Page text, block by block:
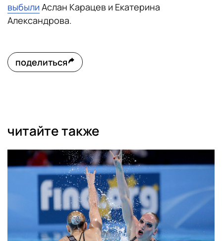
выбыли Аслан Карацев и Екатерина
Александрова.
поделиться
читайте также